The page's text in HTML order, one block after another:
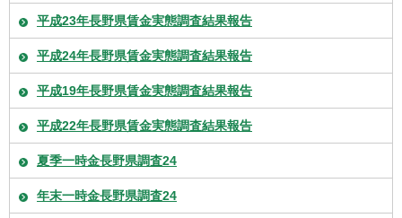
平成23年長野県賃金実態調査結果報告
平成24年長野県賃金実態調査結果報告
平成19年長野県賃金実態調査結果報告
平成22年長野県賃金実態調査結果報告
夏季一時金長野県調査24
年末一時金長野県調査24